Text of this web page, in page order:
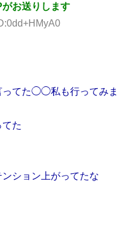
お送りします
ってた◯◯私も行ってみま
た
ション上がってたな